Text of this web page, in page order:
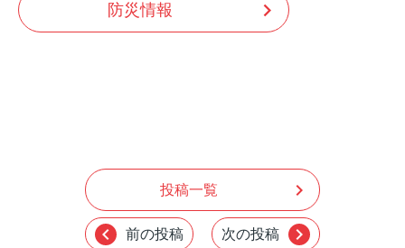
防災情報
chevron_left 前の投稿
投稿一覧 chevron_right
次の投稿 chevron_right